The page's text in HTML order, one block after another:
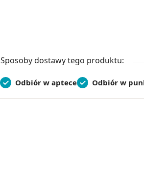
Sposoby dostawy tego produktu:
Odbiór w aptece Odbiór w